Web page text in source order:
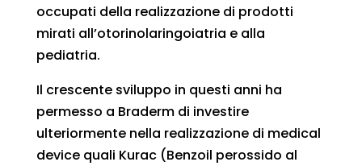
occupati della realizzazione di prodotti
mirati all’otorinolaringoiatria e alla
pediatria.
Il crescente sviluppo in questi anni ha
permesso a Braderm di investire
ulteriormente nella realizzazione di medical
device quali Kurac (Benzoil perossido al